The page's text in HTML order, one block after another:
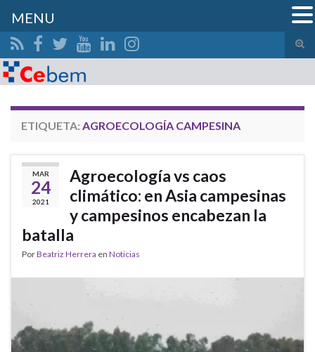
el
Search for:
ETIQUETA: AGROECOLOGÍA CAMPESINA
MAR
24
2021
Agroecología vs caos
climático: en Asia campesinas
y campesinos encabezan la
batalla
PorBeatriz Herrera en Noticias
MENU